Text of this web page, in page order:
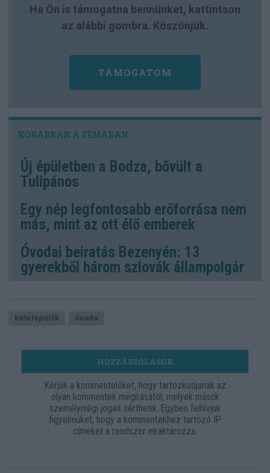
Ha Ön is támogatna bennünket, kattintson
az alábbi gombra. Köszönjük.
TÁMOGATOM
Új épületben a Bodza, bővült a
Tulipános
Egy nép legfontosabb erőforrása nem
más, mint az ott élő emberek
Óvodai beiratás Bezenyén: 13
gyerekből három szlovák állampolgár
betelepülők óvoda
HOZZÁSZÓLÁSOK
Kérjük a kommentelőket, hogy tartózkodjanak az
olyan kommentek megírásától, melyek mások
személyiségi jogait sérthetik. Egyben felhívjuk
figyelmüket, hogy a kommentekhez tartozó IP
címeket a rendszer elraktározza.